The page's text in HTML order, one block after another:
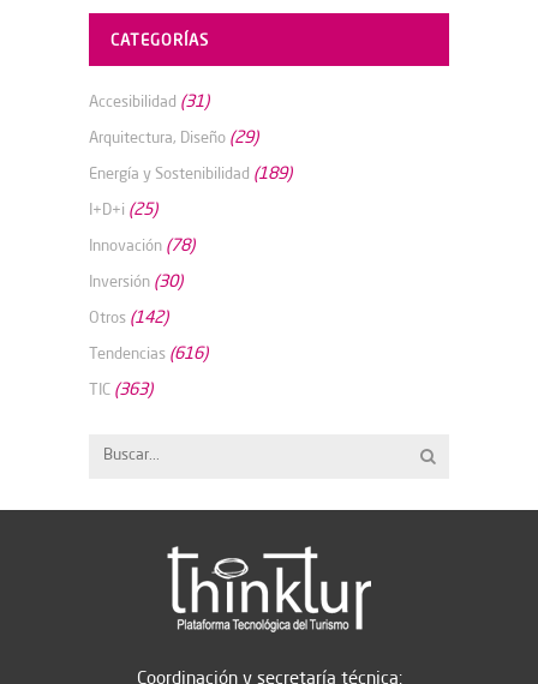
CATEGORÍAS
Accesibilidad (31)
Arquitectura, Diseño (29)
Energía y Sostenibilidad (189)
I+D+i (25)
Innovación (78)
Inversión (30)
Otros (142)
Tendencias (616)
TIC (363)
Coordinación y secretaría técnica: